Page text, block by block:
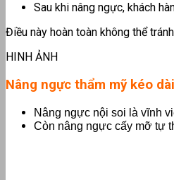
Sau khi nâng ngực, khách
Điều này hoàn toàn không thể
HINH ẢNH
Nâng ngực thẩm mỹ kéo
Nâng ngực nội soi là vĩnh
Còn nâng ngực cấy mỡ tự